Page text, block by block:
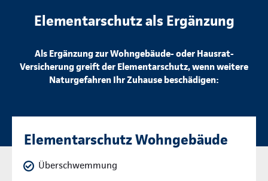
Elementarschutz als Ergänzung
Als Ergänzung zur Wohngebäude- oder Hausrat-
Versicherung greift der Elementarschutz, wenn weitere
Naturgefahren Ihr Zuhause beschädigen:
Elementarschutz Wohngebäude
Überschwemmung